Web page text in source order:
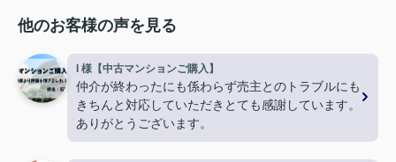
他のお客様の声を見る
I 様【中古マンションご購入】
仲介が終わったにも係わらず売主とのトラブルにも
きちんと対応していただきとても感謝しています。
ありがとうございます。